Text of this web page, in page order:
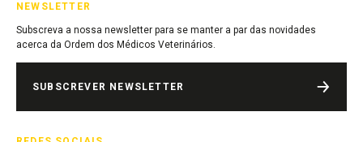
NEWSLETTER
Subscreva a nossa newsletter para se manter a par das novidades
acerca da Ordem dos Médicos Veterinários.
SUBSCREVER NEWSLETTER